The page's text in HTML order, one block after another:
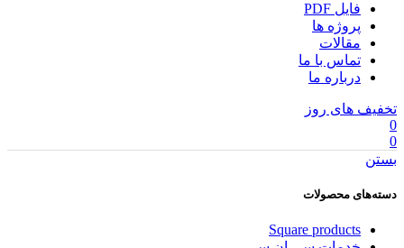
فایل PDF
پروژه ها
مقالات
تماس با ما
درباره ما
تخفیف های روز
0
0
بستن
دسته‌های محصولات
Square products